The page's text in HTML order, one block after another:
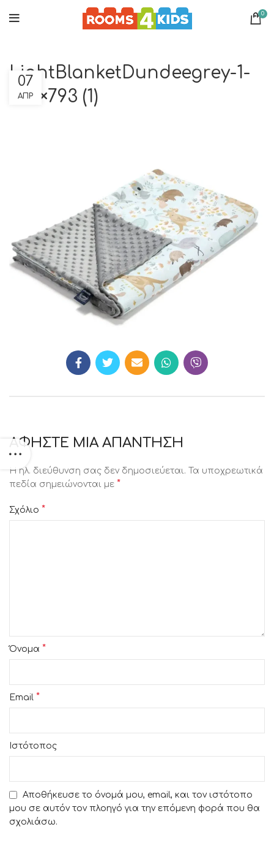
0
LightBlanketDundeegrey-1-
952×793 (1)
07
ΑΠΡ
ΑΦΉΣΤΕ ΜΙΑ ΑΠΆΝΤΗΣΗ
Η ηλ. διεύθυνση σας δεν δημοσιεύεται.
Τα υποχρεωτικά
πεδία σημειώνονται με *
Σχόλιο *
Όνομα *
Email *
Ιστότοπος
Αποθήκευσε το όνομά μου, email, και τον ιστότοπο
μου σε αυτόν τον πλοηγό για την επόμενη φορά που θα
σχολιάσω.